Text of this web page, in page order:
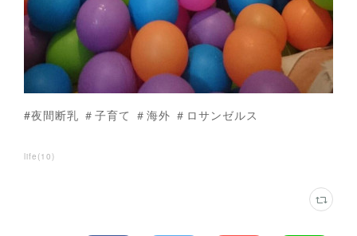
#夜間断乳 ＃子育て ＃海外 ＃ロサンゼルス
life (10)